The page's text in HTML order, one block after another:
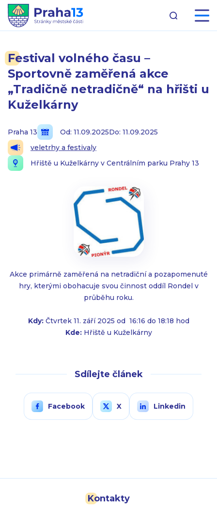
Festival volného času –
Sportovně zaměřená akce
„Tradičně netradičně“ na hřišti u
Kuželkárny
Praha 13 Od: 11.09.2025Do: 11.09.2025
veletrhy a festivaly
Hřiště u Kuželkárny v Centrálním parku Prahy 13
Akce primárně zaměřená na netradiční a pozapomenuté
hry, kterými obohacuje svou činnost oddíl Rondel v
průběhu roku.
Kdy:Čtvrtek 11. září 2025 od 16:16 do 18:18 hod
Kde:Hřiště u Kuželkárny
Sdílejte článek
Facebook X Linkedin
Kontakty